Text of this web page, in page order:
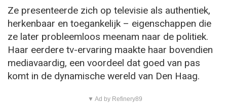
Ze presenteerde zich op televisie als authentiek,
herkenbaar en toegankelijk – eigenschappen die
ze later probleemloos meenam naar de politiek.
Haar eerdere tv-ervaring maakte haar bovendien
mediavaardig, een voordeel dat goed van pas
komt in de dynamische wereld van Den Haag.
▼ Ad by Refinery89